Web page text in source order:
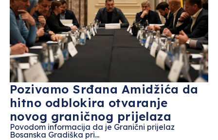
Pozivamo Srđana Amidžića da
hitno odblokira otvaranje
novog graničnog prijelaza
Povodom informacija da je Granični prijelaz
Bosanska Gradiška pri...